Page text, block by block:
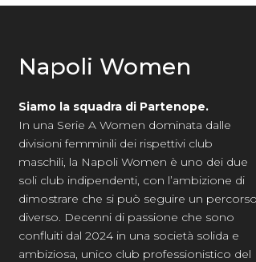
Napoli Women
Siamo la squadra di Partenope.
In una Serie A Women dominata dalle
divisioni femminili dei rispettivi club
maschili, la Napoli Women è uno dei due
soli club indipendenti, con l’ambizione di
dimostrare che si può seguire un percorso
diverso. Decenni di passione che sono
confluiti dal 2024 in una società solida e
ambiziosa, unico club professionistico del